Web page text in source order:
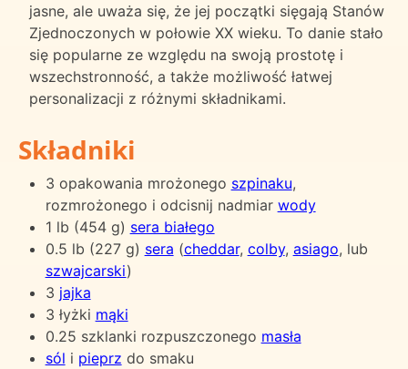
jasne, ale uważa się, że jej początki sięgają Stanów
Zjednoczonych w połowie XX wieku. To danie stało
się popularne ze względu na swoją prostotę i
wszechstronność, a także możliwość łatwej
personalizacji z różnymi składnikami.
Składniki
3 opakowania mrożonego szpinaku,
rozmrożonego i odcisnij nadmiar wody
1 lb (454 g) sera białego
0.5 lb (227 g) sera (cheddar, colby, asiago, lub
szwajcarski)
3 jajka
3 łyżki mąki
0.25 szklanki rozpuszczonego masła
sól i pieprz do smaku